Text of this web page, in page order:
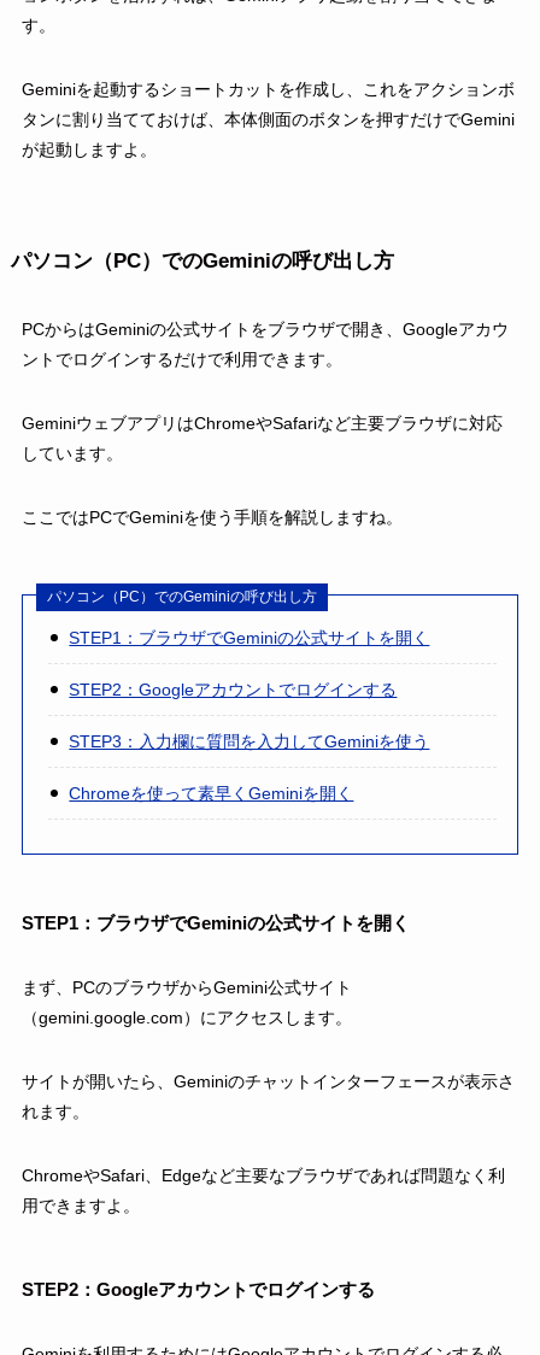
す。
Geminiを起動するショートカットを作成し、これをアクションボ
タンに割り当てておけば、本体側面のボタンを押すだけでGemini
が起動しますよ。
パソコン（PC）でのGeminiの呼び出し方
PCからはGeminiの公式サイトをブラウザで開き、Googleアカウ
ントでログインするだけで利用できます。
GeminiウェブアプリはChromeやSafariなど主要ブラウザに対応
しています。
ここではPCでGeminiを使う手順を解説しますね。
パソコン（PC）でのGeminiの呼び出し方
STEP1：ブラウザでGeminiの公式サイトを開く
STEP2：Googleアカウントでログインする
STEP3：入力欄に質問を入力してGeminiを使う
Chromeを使って素早くGeminiを開く
STEP1：ブラウザでGeminiの公式サイトを開く
まず、PCのブラウザからGemini公式サイト
（gemini.google.com）にアクセスします。
サイトが開いたら、Geminiのチャットインターフェースが表示さ
れます。
ChromeやSafari、Edgeなど主要なブラウザであれば問題なく利
用できますよ。
STEP2：Googleアカウントでログインする